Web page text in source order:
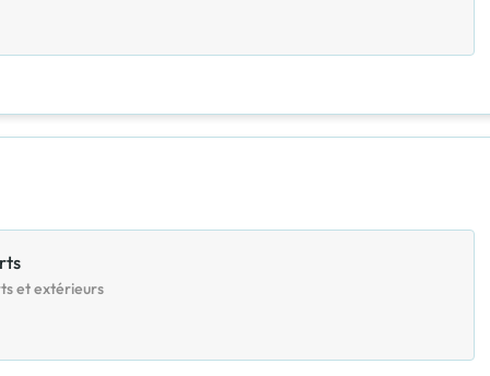
et extérieurs